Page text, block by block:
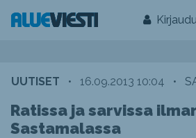
UUTISET • 16.09.2013 10:04 •
Ratissa ja sarvissa
Sastamalassa